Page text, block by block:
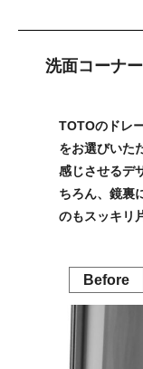
洗面コーナー
TOTOのドレ
をお選びいた
感じさせるデ
ちろん、鏡裏
のもスッキリ
Before